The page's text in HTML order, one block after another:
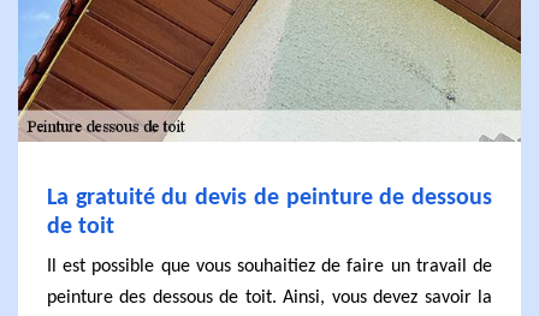
La gratuité du devis de peinture de dessous
de toit
Il est possible que vous souhaitiez de faire un travail de
peinture des dessous de toit. Ainsi, vous devez savoir la